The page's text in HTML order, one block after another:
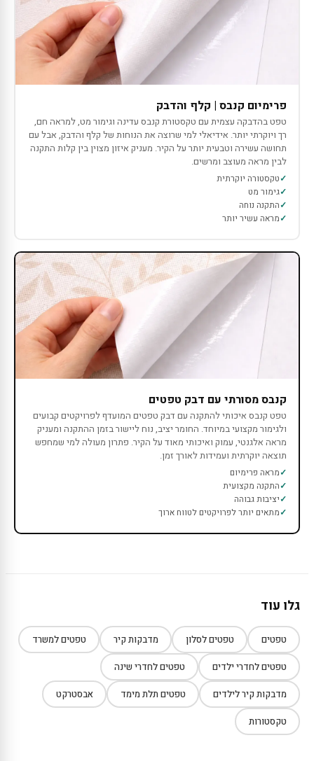
פרימיום קנבס | קלף והדבק
טפט בהדבקה עצמית עם טקסטורת קנבס עדינה וגימור מט, למראה חם,
רך ויוקרתי יותר. אידיאלי למי שרוצה את הנוחות של קלף והדבק, אבל עם
תחושה עשירה וטבעית יותר על הקיר. מעניק איזון מצוין בין קלות התקנה
לבין מראה מעוצב ומרשים.
טקסטורה יוקרתית
גימור מט
התקנה נוחה
מראה עשיר יותר
קנבס מסורתי עם דבק טפטים
טפט קנבס איכותי להתקנה עם דבק טפטים המועדף לפרויקטים קבועים
ולגימור מקצועי במיוחד. החומר יציב, נוח ליישור בזמן ההתקנה ומעניק
מראה אלגנטי, עמוק ואיכותי מאוד על הקיר. פתרון מעולה למי שמחפש
תוצאה יוקרתית ועמידות לאורך זמן.
מראה פרימיום
התקנה מקצועית
יציבות גבוהה
מתאים יותר לפרויקטים לטווח ארוך
גלו עוד
טפטים טפטים לסלון מדבקות קיר טפטים למשרד
טפטים לחדרי ילדים טפטים לחדרי שינה
מדבקות קיר לילדים טפטים תלת מימד אבסטרקט
טקסטורות